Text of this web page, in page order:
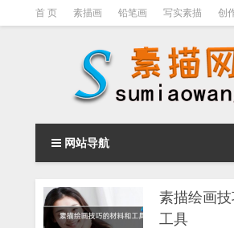
首 页 素描画 铅笔画 写实素描 创
素描视频教程
网站导航
素描绘画
工具